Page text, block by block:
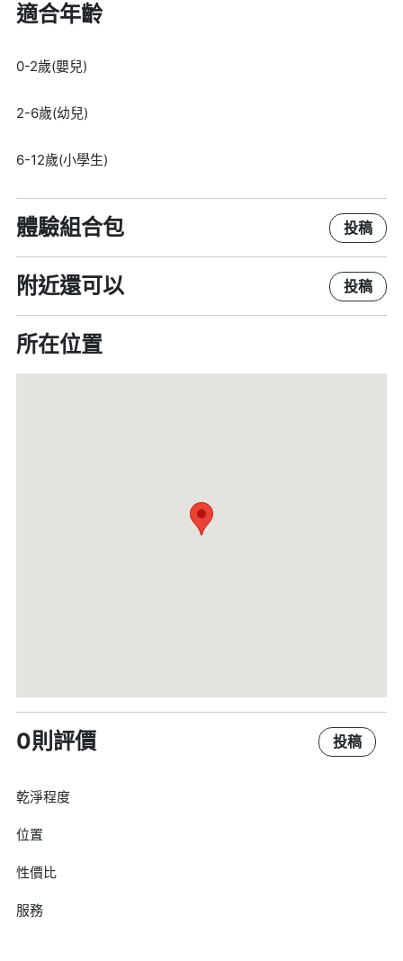
適合年齡
0-2歲(嬰兒)
2-6歲(幼兒)
6-12歲(小學生)
體驗組合包 投稿
附近還可以 投稿
所在位置
0則評價 投稿
乾淨程度
位置
性價比
服務